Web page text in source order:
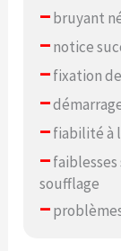
–bruyant
–notice
–fixation
–
–fiabilité à
–
soufflage
–